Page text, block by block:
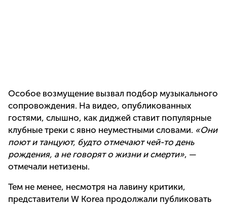
Особое возмущение вызвал подбор музыкального
сопровождения. На видео, опубликованных
гостями, слышно, как диджей ставит популярные
клубные треки с явно неуместными словами. «Они
поют и танцуют, будто отмечают чей-то день
рождения, а не говорят о жизни и смерти», —
отмечали нетизены.
Тем не менее, несмотря на лавину критики,
представители W Korea продолжали публиковать